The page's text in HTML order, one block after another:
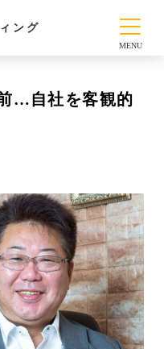
ング
…自社を客観的